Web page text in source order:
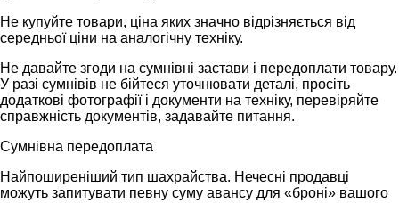
Не купуйте товари, ціна яких значно відрізняється від
середньої ціни на аналогічну техніку.
Не давайте згоди на сумнівні застави і передоплати товару.
У разі сумнівів не бійтеся уточнювати деталі, просіть
додаткові фотографії і документи на техніку, перевіряйте
справжність документів, задавайте питання.
Сумнівна передоплата
Найпоширеніший тип шахрайства. Нечесні продавці
можуть запитувати певну суму авансу для «броні» вашого